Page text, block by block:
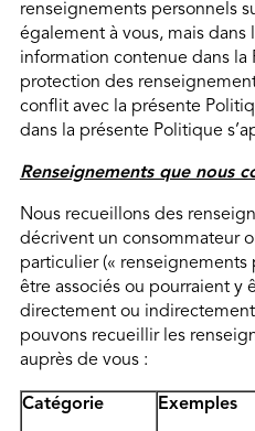
renseignements personnels
également à vous, mais dans
information contenue dans la
protection des
conflit avec la présente
dans la présente Politique
Renseignements que nous
Nous recueillons des
décrivent un consommateur
particulier (« renseignements
être associés ou pourraient y
directement ou
pouvons recueillir les
auprès de vous :
Catégorie Exemples